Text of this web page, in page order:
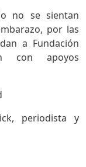
no se sientan
por las
a Fundación
con apoyos
periodista y